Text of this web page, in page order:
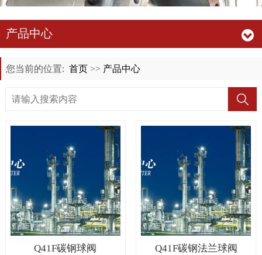
产品中心
您当前的位置: 首页>> 产品中心
Q41F碳钢球阀 Q41F碳钢法兰球阀